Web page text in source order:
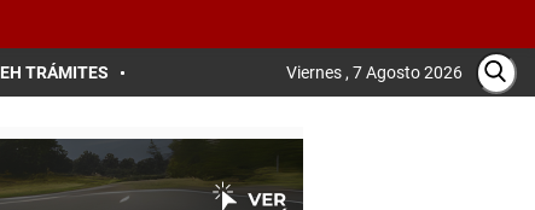
EH TRÁMITES Viernes , 7 Agosto 2026